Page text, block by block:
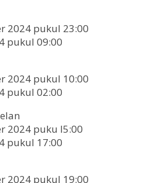
2024 pukul 23:00
pukul 09:00
2024 pukul 10:00
pukul 02:00
2024 puku l5:00
pukul 17:00
2024 pukul 19:00